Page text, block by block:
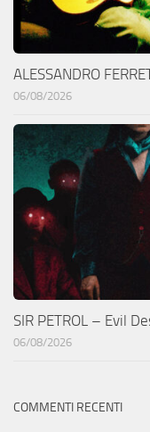
ALESSANDRO
06/08/2026
SIR PETROL – Evil
06/08/2026
COMMENTI RECENTI